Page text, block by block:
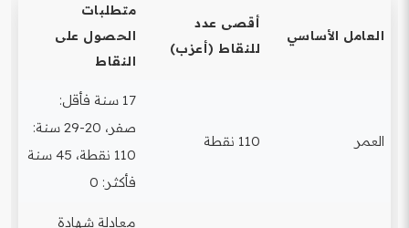
العامل الأساسي
أقصى عدد
للنقاط (أعزب)
متطلبات
الحصول على
النقاط
العمر 110 نقطة
17 سنة فأقل:
صفر، 20-29 سنة:
110 نقطة، 45 سنة
فأكثر: 0
معادلة شهادة